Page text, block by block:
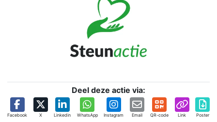
Deel deze actie via:
Facebook X Linkedin WhatsApp Instagram Email QR-code Link Poster